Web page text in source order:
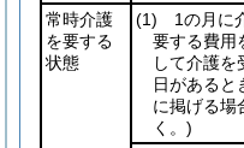
常時介護
を要する
状態
(1) 1の月に
要する費用
して介護を
日があると
に掲げる場
く。)